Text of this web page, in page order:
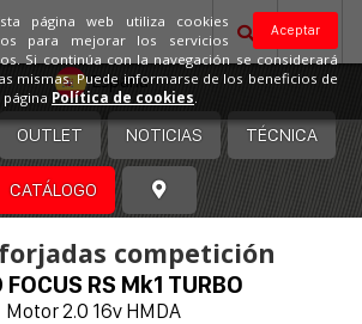
España
OUTLET NOTICIAS TÉCNICA
CATÁLOGO
competición
FOCUS RS Mk1 TURBO
Motor 2.0 16v HMDA
Aceptar
página web utiliza cookies
para mejorar los servicios
Si continúa con la navegación se considerará
mismas. Puede informarse de los beneficios de
Política de cookies.